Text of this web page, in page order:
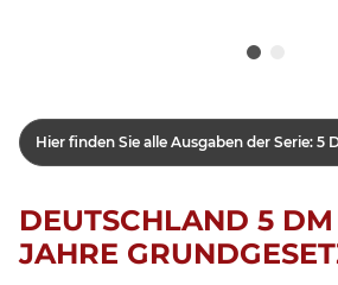
Hier finden Sie alle Ausgaben der Serie: 5
DEUTSCHLAND 5 DM
JAHRE